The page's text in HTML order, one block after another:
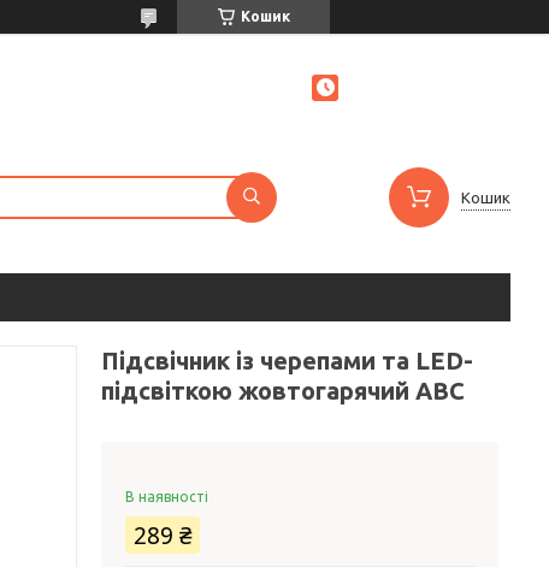
Кошик
Кошик
Підсвічник із черепами та LED-
підсвіткою жовтогарячий ABC
В наявності
289 ₴